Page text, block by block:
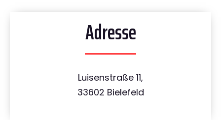
Adresse
Luisenstraße 11,
33602 Bielefeld